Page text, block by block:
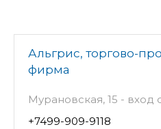
Альгрис, торгово-
фирма
Мурановская, 15 - вход
+7499-909-9118